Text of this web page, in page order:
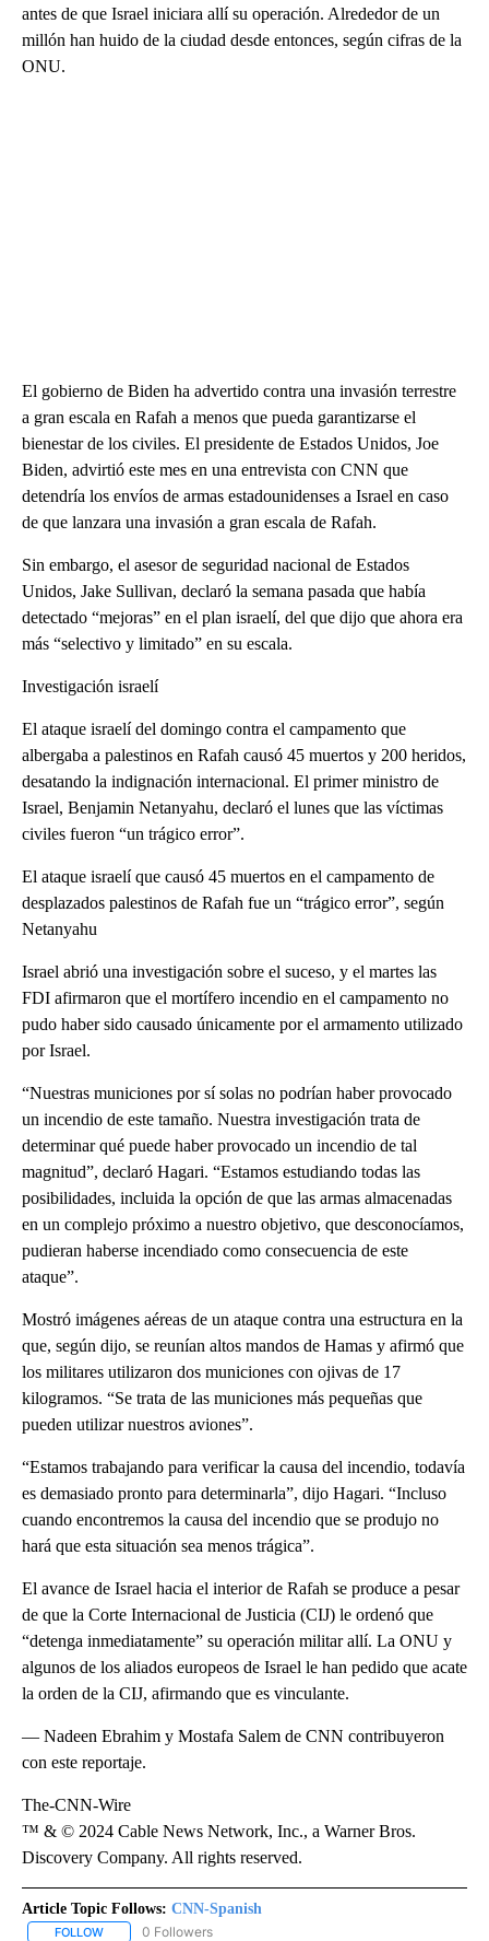
antes de que Israel iniciara allí su operación. Alrededor de un
millón han huido de la ciudad desde entonces, según cifras de la
ONU.
El gobierno de Biden ha advertido contra una invasión terrestre
a gran escala en Rafah a menos que pueda garantizarse el
bienestar de los civiles. El presidente de Estados Unidos, Joe
Biden, advirtió este mes en una entrevista con CNN que
detendría los envíos de armas estadounidenses a Israel en caso
de que lanzara una invasión a gran escala de Rafah.
Sin embargo, el asesor de seguridad nacional de Estados
Unidos, Jake Sullivan, declaró la semana pasada que había
detectado “mejoras” en el plan israelí, del que dijo que ahora era
más “selectivo y limitado” en su escala.
Investigación israelí
El ataque israelí del domingo contra el campamento que
albergaba a palestinos en Rafah causó 45 muertos y 200 heridos,
desatando la indignación internacional. El primer ministro de
Israel, Benjamin Netanyahu, declaró el lunes que las víctimas
civiles fueron “un trágico error”.
El ataque israelí que causó 45 muertos en el campamento de
desplazados palestinos de Rafah fue un “trágico error”, según
Netanyahu
Israel abrió una investigación sobre el suceso, y el martes las
FDI afirmaron que el mortífero incendio en el campamento no
pudo haber sido causado únicamente por el armamento utilizado
por Israel.
“Nuestras municiones por sí solas no podrían haber provocado
un incendio de este tamaño. Nuestra investigación trata de
determinar qué puede haber provocado un incendio de tal
magnitud”, declaró Hagari. “Estamos estudiando todas las
posibilidades, incluida la opción de que las armas almacenadas
en un complejo próximo a nuestro objetivo, que desconocíamos,
pudieran haberse incendiado como consecuencia de este
ataque”.
Mostró imágenes aéreas de un ataque contra una estructura en la
que, según dijo, se reunían altos mandos de Hamas y afirmó que
los militares utilizaron dos municiones con ojivas de 17
kilogramos. “Se trata de las municiones más pequeñas que
pueden utilizar nuestros aviones”.
“Estamos trabajando para verificar la causa del incendio, todavía
es demasiado pronto para determinarla”, dijo Hagari. “Incluso
cuando encontremos la causa del incendio que se produjo no
hará que esta situación sea menos trágica”.
El avance de Israel hacia el interior de Rafah se produce a pesar
de que la Corte Internacional de Justicia (CIJ) le ordenó que
“detenga inmediatamente” su operación militar allí. La ONU y
algunos de los aliados europeos de Israel le han pedido que acate
la orden de la CIJ, afirmando que es vinculante.
— Nadeen Ebrahim y Mostafa Salem de CNN contribuyeron
con este reportaje.
The-CNN-Wire
™ & © 2024 Cable News Network, Inc., a Warner Bros.
Discovery Company. All rights reserved.
Article Topic Follows: CNN-Spanish
FOLLOW FOLLOW "CNN-SPANISH" TO RECEIVE NOTIFICATIONS ABOUT
0 Followers